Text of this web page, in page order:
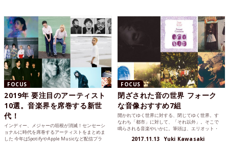
FOCUS
2019年 要注目のアーティスト
10選。音楽界を席巻する新世
代！
インディー、メジャーの垣根が消滅！センセーシ
ョナルに時代を席巻するアーティストをまとめま
した 今年はSpotifyやApple Musicなど配信プラ
FOCUS
閉ざされた音の世界 フォーク
な音像おすすめ7組
開かれてゆく世界に対する、閉じてゆく世界。す
なわち「都市」に対して、「それ以外」。そこで
鳴らされる音楽やいかに。筆頭は、エリオット・
2017.11.13 Yuki Kawasaki